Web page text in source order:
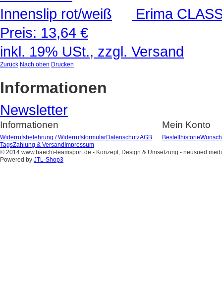
Erima
Preis: 13,64 €
inkl. 19% USt., zzgl. Versand
Zurück Nach oben Drucken
Informationen
Newsletter
Informationen
Widerrufsbelehrung / WiderrufsformularDatenschutzAGB
TagsZahlung & VersandImpressum
Mein Konto
Bestellhistorie
© 2014 www.baechi-teamsport.de - Konzept, Design & Umsetzung - neusued
Powered by JTL-Shop3